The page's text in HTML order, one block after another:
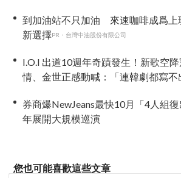
到加油站不只加油 來速咖啡成爲上
新選擇PR・台灣中油股份有限公司
I.O.I 出道10週年奇蹟發生！新歌空
情、金世正感動喊：「連韓劇都寫不
券商爆NewJeans最快10月「4人組
年展開大規模巡演
您也可能喜歡這些文章